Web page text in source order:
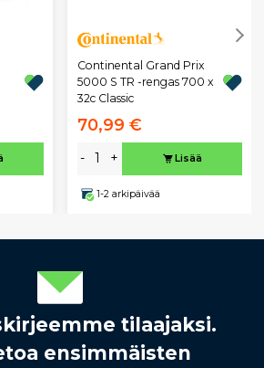
Continental Grand Prix
5000 S TR -rengas 700 x
32c Classic
70,99 €
- + Lisää
1-2 arkipäivää
tilaajaksi.
ensimmäisten